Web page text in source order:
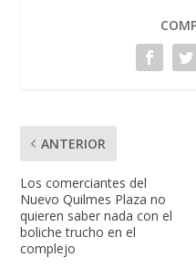
ANTERIOR
Los comerciantes del
Nuevo Quilmes Plaza no
quieren saber nada con el
boliche trucho en el
complejo